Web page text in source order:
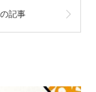
記事